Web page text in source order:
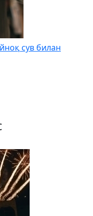
сув билан